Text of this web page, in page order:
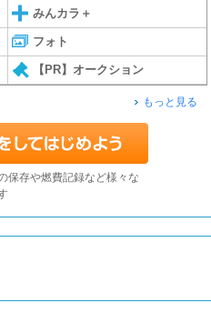
みんカラ＋
フォト
【PR】オークション
もっと見る
保存や燃費記録など様々な